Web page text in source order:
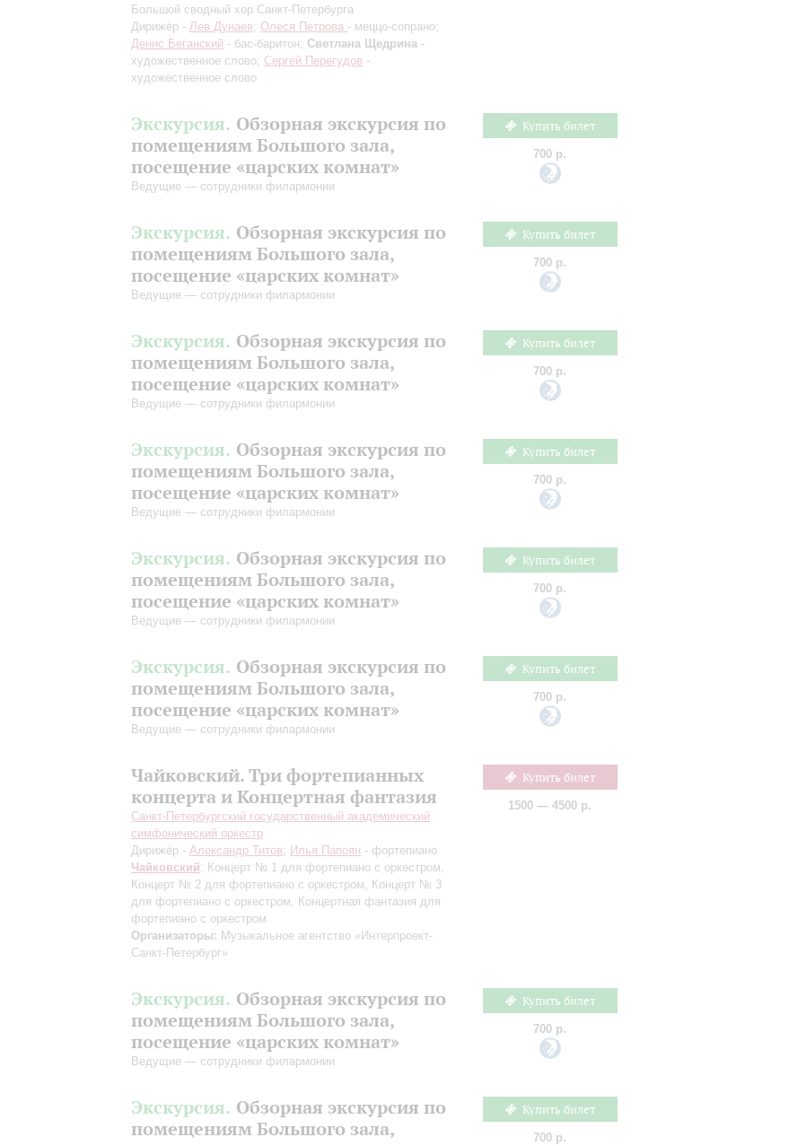
Большой сводный хор Санкт-Петербурга
Дирижёр - Лев Дунаев; Олеся Петрова - меццо-сопрано;
Денис Беганский - бас-баритон; Светлана Щедрина -
художественное слово; Сергей Перегудов -
художественное слово
Экскурсия. Обзорная экскурсия по
помещениям Большого зала,
посещение «царских комнат»
Ведущие — сотрудники филармонии
Купить билет
700 р.
Экскурсия. Обзорная экскурсия по
помещениям Большого зала,
посещение «царских комнат»
Ведущие — сотрудники филармонии
Купить билет
700 р.
Экскурсия. Обзорная экскурсия по
помещениям Большого зала,
посещение «царских комнат»
Ведущие — сотрудники филармонии
Купить билет
700 р.
Экскурсия. Обзорная экскурсия по
помещениям Большого зала,
посещение «царских комнат»
Ведущие — сотрудники филармонии
Купить билет
700 р.
Экскурсия. Обзорная экскурсия по
помещениям Большого зала,
посещение «царских комнат»
Ведущие — сотрудники филармонии
Купить билет
700 р.
Экскурсия. Обзорная экскурсия по
помещениям Большого зала,
посещение «царских комнат»
Ведущие — сотрудники филармонии
Купить билет
700 р.
Чайковский. Три фортепианных
концерта и Концертная фантазия
Санкт-Петербургский государственный академический
симфонический оркестр
Дирижёр - Александр Титов; Илья Папоян - фортепиано
Чайковский: Концерт № 1 для фортепиано с оркестром,
Концерт № 2 для фортепиано с оркестром, Концерт № 3
для фортепиано с оркестром, Концертная фантазия для
фортепиано с оркестром
Организаторы: Музыкальное агентство «Интерпроект-
Санкт-Петербург»
Купить билет
1500 — 4500 р.
Экскурсия. Обзорная экскурсия по
помещениям Большого зала,
посещение «царских комнат»
Ведущие — сотрудники филармонии
Купить билет
700 р.
Экскурсия. Обзорная экскурсия по
помещениям Большого зала,
Купить билет
700 р.